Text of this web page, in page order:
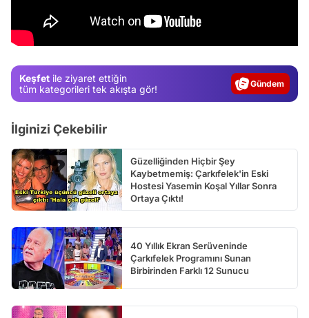
Keşfet ile ziyaret ettiğin
tüm kategorileri tek akışta gör!
Magazin
İlginizi Çekebilir
Güzelliğinden Hiçbir Şey
Kaybetmemiş: Çarkıfelek'in Eski
Hostesi Yasemin Koşal Yıllar Sonra
Ortaya Çıktı!
40 Yıllık Ekran Serüveninde
Çarkıfelek Programını Sunan
Birbirinden Farklı 12 Sunucu